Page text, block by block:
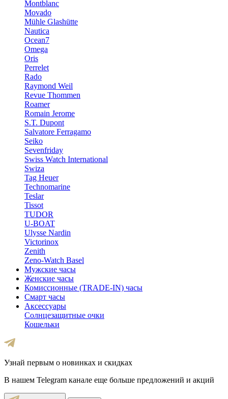
Montblanc
Movado
Mühle Glashütte
Nautica
Ocean7
Omega
Oris
Perrelet
Rado
Raymond Weil
Revue Thommen
Roamer
Romain Jerome
S.T. Dupont
Salvatore Ferragamo
Seiko
Sevenfriday
Swiss Watch International
Swiza
Tag Heuer
Technomarine
Teslar
Tissot
TUDOR
U-BOAT
Ulysse Nardin
Victorinox
Zenith
Zeno-Watch Basel
Мужские часы
Женские часы
Комиссионные (TRADE-IN) часы
Смарт часы
Аксессуары
Солнцезащитные очки
Кошельки
Узнай первым о новинках и скидках
В нашем Telegram канале еще больше предложений и акций